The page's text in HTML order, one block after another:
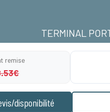
TERMINAL
remise
disponibilité